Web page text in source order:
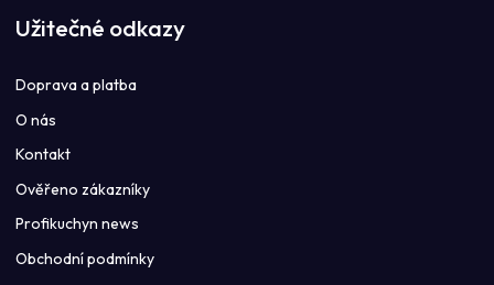
Užitečné odkazy
Doprava a platba
O nás
Kontakt
Ověřeno zákazníky
Profikuchyn news
Obchodní podmínky